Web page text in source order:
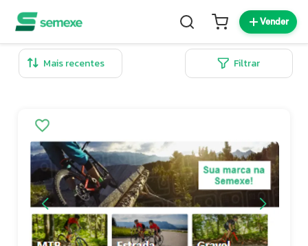
Vender
Filtrar